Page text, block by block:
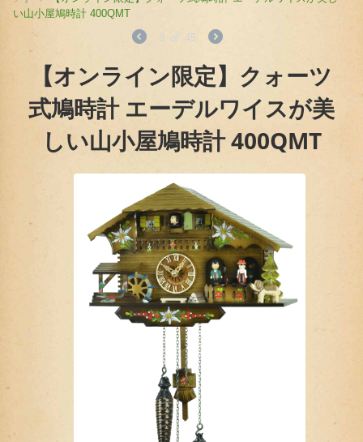
い山小屋鳩時計 400QMT
3 of 45
【オンライン限定】クォーツ
式鳩時計 エーデルワイスが美
しい山小屋鳩時計 400QMT